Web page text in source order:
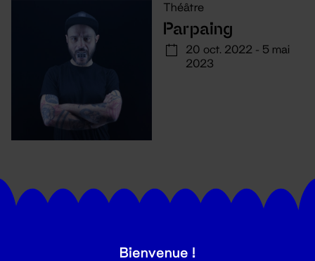
Théâtre
Parpaing
20 oct. 2022 - 5 mai
2023
Bienvenue !